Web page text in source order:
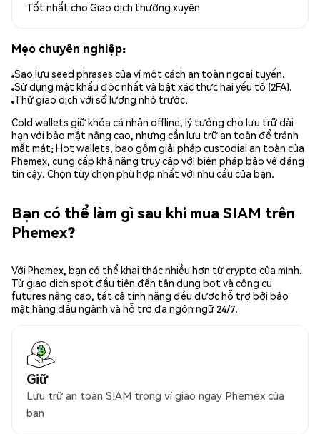
Tốt nhất cho Giao dịch thường xuyên
Mẹo chuyên nghiệp:
Sao lưu seed phrases của ví một cách an toàn ngoại tuyến.
Sử dụng mật khẩu độc nhất và bật xác thực hai yếu tố (2FA).
Thử giao dịch với số lượng nhỏ trước.
Cold wallets giữ khóa cá nhân offline, lý tưởng cho lưu trữ dài
hạn với bảo mật nâng cao, nhưng cần lưu trữ an toàn để tránh
mất mát; Hot wallets, bao gồm giải pháp custodial an toàn của
Phemex, cung cấp khả năng truy cập với biện pháp bảo vệ đáng
tin cậy. Chọn tùy chọn phù hợp nhất với nhu cầu của bạn.
Bạn có thể làm gì sau khi mua SIAM trên
Phemex?
Với Phemex, bạn có thể khai thác nhiều hơn từ crypto của mình.
Từ giao dịch spot đầu tiên đến tận dụng bot và công cụ
futures nâng cao, tất cả tính năng đều được hỗ trợ bởi bảo
mật hàng đầu ngành và hỗ trợ đa ngôn ngữ 24/7.
Giữ
Lưu trữ an toàn SIAM trong ví giao ngay Phemex của
bạn